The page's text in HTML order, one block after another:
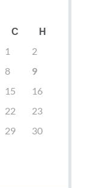
С
Н
1
2
8
9
15
16
22
23
29
30